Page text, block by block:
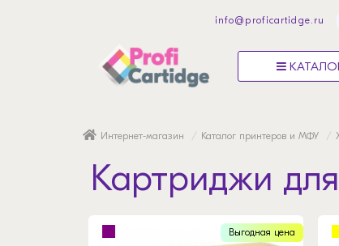
info@proficartidge.ru
Интернет-магазин Каталог принтеров и МФУ
Картриджи
Выгодная цена